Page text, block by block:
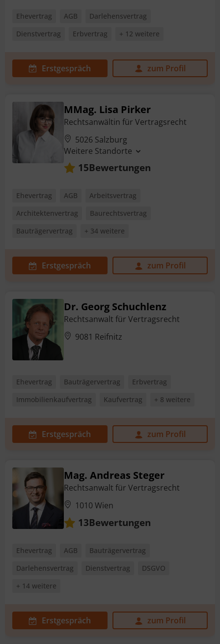
Ehevertrag AGB
Darlehensvertrag
Dienstvertrag
Erbvertrag + 12 weitere
Erstgespräch zum Profil
MMag. Lisa Pirker
Rechtsanwältin für Vertragsrecht
5026 Salzburg
Weitere Standorte
15Bewertungen
Ehevertrag AGB
Arbeitsvertrag
Architektenvertrag
Baurechtsvertrag
Bauträgervertrag
+ 34 weitere
Erstgespräch zum Profil
Dr. Georg Schuchlenz
Rechtsanwalt für Vertragsrecht
9081 Reifnitz
Ehevertrag Bauträgervertrag
Erbvertrag
Immobilienkaufvertrag
Kaufvertrag + 8 weitere
Erstgespräch zum Profil
Mag. Andreas Steger
Rechtsanwalt für Vertragsrecht
1010 Wien
13Bewertungen
Ehevertrag AGB
Bauträgervertrag
Darlehensvertrag
Dienstvertrag
DSGVO
+ 14 weitere
Erstgespräch zum Profil